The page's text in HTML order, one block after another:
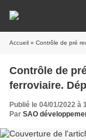
Accueil » Contrôle de pré
Contrôle de
ferroviaire.
Publié le 04/01/2022 à
Par SAO